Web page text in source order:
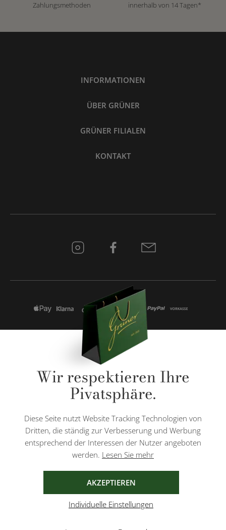
Zahlungsmethoden
innerhalb von 14 Tagen*
INFORMATIONEN
ÜBER GRÜNER
GRÜNER FILIALEN
KONTAKT
* Alle Preise inkl. gesetzl. Mehrwertsteuer zzgl.
Nachnahmegebühren, wenn nicht anders angegeben.
Diese Website ist durch reCAPTCHA geschützt und es gelten die
Wir respektieren Ihre
Pivatsphäre.
Diese Seite nutzt Website Tracking Technologien von
Dritten, die ständig zur Verbesserung und Werbung
entsprechend der Interessen der Nutzer angeboten
werden. Lesen Sie mehr
AKZEPTIEREN
Individuelle Einstellungen